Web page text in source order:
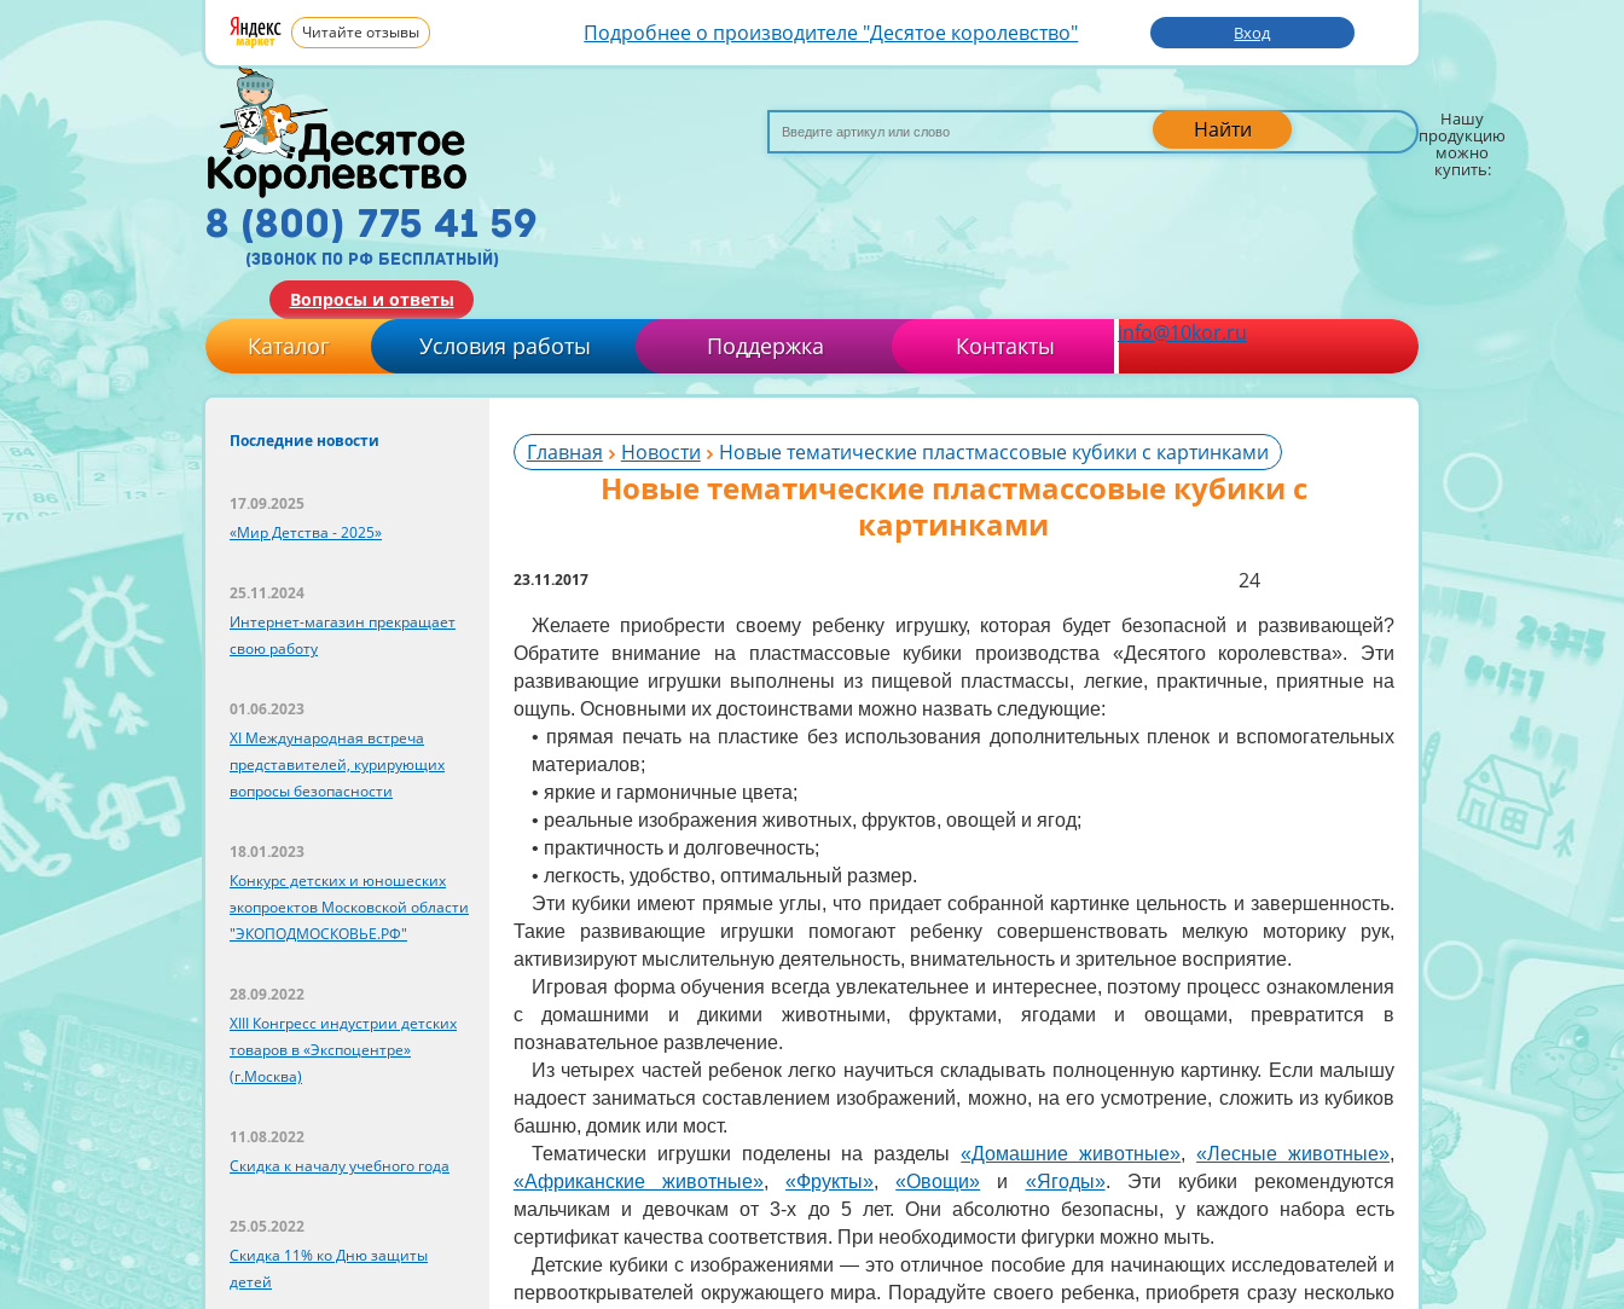
Читайте отзывы Подробнее о производителе "Десятое королевство" Вход
Найти Нашу
продукцию
можно
купить:
8 (800) 775 41 59
(звонок по рф бесплатный)
Вопросы и ответы
Каталог Условия работы Поддержка Контакты info@10kor.ru
Последние новости
17.09.2025
«Мир Детства - 2025»
25.11.2024
Интернет-магазин прекращает
свою работу
01.06.2023
XI Международная встреча
представителей, курирующих
вопросы безопасности
18.01.2023
Конкурс детских и юношеских
экопроектов Московской области
"ЭКОПОДМОСКОВЬЕ.РФ"
28.09.2022
XIII Конгресс индустрии детских
товаров в «Экспоцентре»
(г.Москва)
11.08.2022
Скидка к началу учебного года
25.05.2022
Скидка 11% ко Дню защиты
детей
Главная Новости Новые тематические пластмассовые кубики с картинками
Новые тематические пластмассовые кубики с
картинками
23.11.2017 24
Желаете приобрести своему ребенку игрушку, которая будет безопасной и развивающей?
Обратите внимание на пластмассовые кубики производства «Десятого королевства». Эти
развивающие игрушки выполнены из пищевой пластмассы, легкие, практичные, приятные на
ощупь. Основными их достоинствами можно назвать следующие:
• прямая печать на пластике без использования дополнительных пленок и вспомогательных
материалов;
• яркие и гармоничные цвета;
• реальные изображения животных, фруктов, овощей и ягод;
• практичность и долговечность;
• легкость, удобство, оптимальный размер.
Эти кубики имеют прямые углы, что придает собранной картинке цельность и завершенность.
Такие развивающие игрушки помогают ребенку совершенствовать мелкую моторику рук,
активизируют мыслительную деятельность, внимательность и зрительное восприятие.
Игровая форма обучения всегда увлекательнее и интереснее, поэтому процесс ознакомления
с домашними и дикими животными, фруктами, ягодами и овощами, превратится в
познавательное развлечение.
Из четырех частей ребенок легко научиться складывать полноценную картинку. Если малышу
надоест заниматься составлением изображений, можно, на его усмотрение, сложить из кубиков
башню, домик или мост.
Тематически игрушки поделены на разделы«Домашние животные»,«Лесные животные»,
«Африканские животные»,«Фрукты»,«Овощи» и «Ягоды». Эти кубики рекомендуются
мальчикам и девочкам от 3-х до 5 лет. Они абсолютно безопасны, у каждого набора есть
сертификат качества соответствия. При необходимости фигурки можно мыть.
Детские кубики с изображениями — это отличное пособие для начинающих исследователей и
первооткрывателей окружающего мира. Порадуйте своего ребенка, приобретя сразу несколько